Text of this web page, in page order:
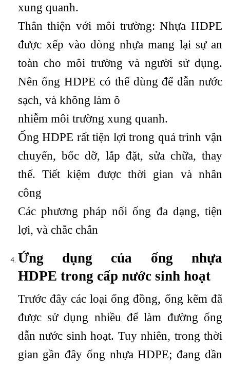
xung quanh.
Thân thiện với môi trường: Nhựa HDPE
được xếp vào dòng nhựa mang lại sự an
toàn cho môi trường và người sử dụng.
Nên ống HDPE có thể dùng để dẫn nước
sạch, và không làm ô
nhiễm môi trường xung quanh.
Ống HDPE rất tiện lợi trong quá trình vận
chuyển, bốc dỡ, lắp đặt, sửa chữa, thay
thế. Tiết kiệm được thời gian và nhân
công
Các phương pháp nối ống đa dạng, tiện
lợi, và chắc chắn
Ứng dụng của ống nhựa
HDPE trong cấp nước sinh hoạt
Trước đây các loại ống đồng, ống kẽm đã
được sử dụng nhiều để làm đường ống
dẫn nước sinh hoạt. Tuy nhiên, trong thời
gian gần đây ống nhựa HDPE; đang dần